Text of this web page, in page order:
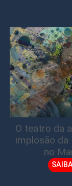
O teatro da
implosão da
no